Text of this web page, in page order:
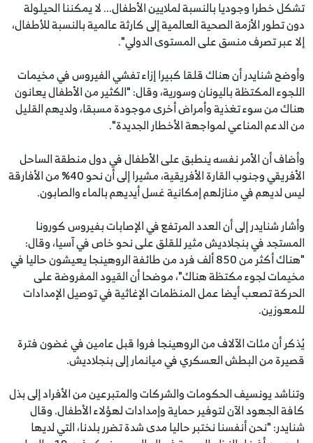
تشكل خطرا وجوديا بالنسبة لملايين الأطفال... لا يمكننا الحيلولة
دون تطور الأزمة الصحية العالمية إلى كارثة عالمية بالنسبة للأطفال،
إلا عبر تصرف منسق على المستوى الدولي".
وأوضح شنايدر أن هناك قلقا كبيرا إزاء تفشي الفيروس في مخيمات
اللجوء المكتظة باليونان وسورية، وقال: "الكثير من الأطفال يعانون
هناك من سوء تغذية وأمراض أخرى موجودة مسبقا، ولديهم القليل
من الدعم المناعي لمواجهة الأخطار الجديدة".
وأضاف أن الأمر نفسه ينطبق على الأطفال في دول منطقة الساحل
الأفريقي وجنوب القارة الأفريقية، مشيرا إلى أن نحو 40% من الأفارقة
ليس لديهم في منازلهم إمكانية غسل أيديهم بالماء والصابون.
وأشار شنايدر إلى أن العدد المرتفع في الإصابات بفيروس كورونا
المستجد في بنجلاديش مثير للقلق على نحو خاص في آسيا، وقال:
"هناك أكثر من 850 ألف فرد من طائفة الروهينجا يعيشون حاليا في
مخيمات لجوء مكتظة هناك"، موضحا أن القيود المفروضة على
الحركة تصعب أيضا عمل المنظمات الإغاثية في توصيل الإمدادات
للمعوزين.
يُذكر أن مئات الآلاف من الروهينجا فروا قبل عامين في غضون فترة
قصيرة من البطش العسكري في ميانمار إلى بنجلاديش.
وتناشد يونسيف الحكومات والشركات والمتبرعين من الأفراد إلى بذل
كافة الجهود الآن لتوفير حماية وإمدادات لهؤلاء الأطفال. وقال
شنايدر: "نحن أنفسنا نختبر حاليا مدى شدة تضرر بلدنا، التي لديها